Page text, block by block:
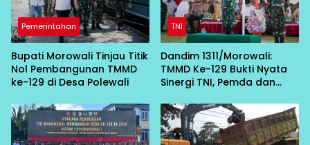
Pemerintahan
Bupati Morowali Tinjau Titik
Nol Pembangunan TMMD
ke-129 di Desa Polewali
TNI
Dandim 1311/Morowali:
TMMD Ke-129 Bukti Nyata
Sinergi TNI, Pemda dan
dari Desa